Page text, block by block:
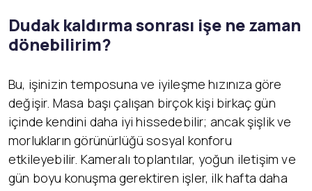
Dudak kaldırma sonrası işe ne zaman
dönebilirim?
Bu, işinizin temposuna ve iyileşme hızınıza göre
değişir. Masa başı çalışan birçok kişi birkaç gün
içinde kendini daha iyi hissedebilir; ancak şişlik ve
morlukların görünürlüğü sosyal konforu
etkileyebilir. Kameralı toplantılar, yoğun iletişim ve
gün boyu konuşma gerektiren işler, ilk hafta daha